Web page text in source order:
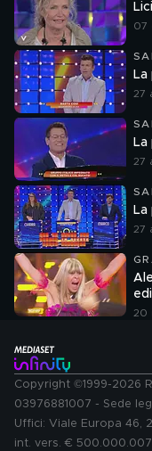
07
La
27
La
27
27
20
Copyright ©1999-2026
03976881007 - Sede
Uffici: Viale Europa 46,
int. vers. €